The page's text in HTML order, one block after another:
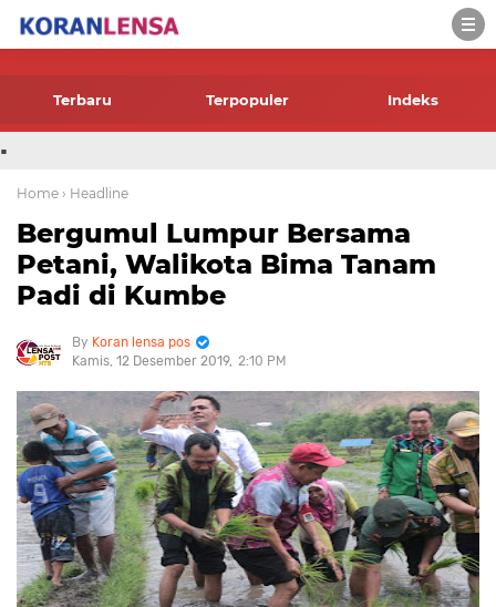
-->
Terbaru Terpopuler Indeks
.
Home › Headline
Bergumul Lumpur Bersama
Petani, Walikota Bima Tanam
Padi di Kumbe
Koran lensa pos
Kamis, 12 Desember 2019 2:10 PM